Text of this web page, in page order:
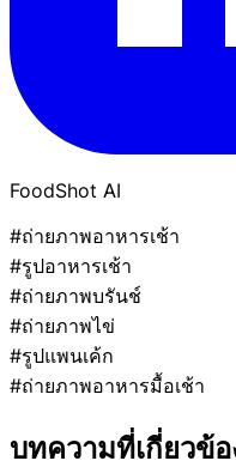
FoodShot AI
#ถ่ายภาพอาหารเช้า
#รูปอาหารเช้า
#ถ่ายภาพบรันช์
#ถ่ายภาพไข่
#รูปแพนเค้ก
#ถ่ายภาพอาหารมื้อเช้า
บทความที่เกี่ยวข้อ